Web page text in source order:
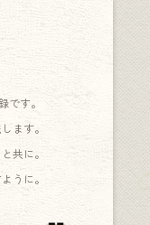
です。
ます。
共に。
うに。